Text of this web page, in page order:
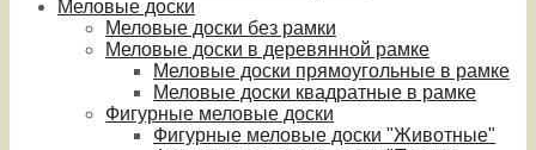
Меловые доски
Меловые доски без рамки
Меловые доски в деревянной рамке
Меловые доски прямоугольные в рамке
Меловые доски квадратные в рамке
Фигурные меловые доски
Фигурные меловые доски "Животные"